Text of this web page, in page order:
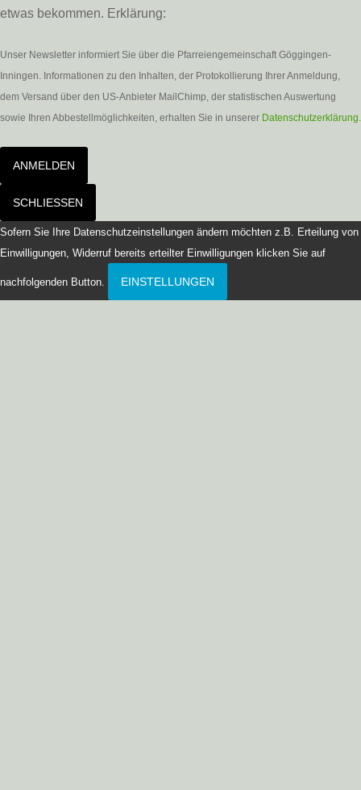
etwas bekommen. Erklärung:
Unser Newsletter informiert Sie über die Pfarreiengemeinschaft Göggingen-
Inningen. Informationen zu den Inhalten, der Protokollierung Ihrer Anmeldung,
dem Versand über den US-Anbieter MailChimp, der statistischen Auswertung
sowie Ihren Abbestellmöglichkeiten, erhalten Sie in unserer Datenschutzerklärung.
ANMELDEN
SCHLIESSEN
Sofern Sie Ihre Datenschutzeinstellungen ändern möchten z.B. Erteilung von
Einwilligungen, Widerruf bereits erteilter Einwilligungen klicken Sie auf
nachfolgenden Button. EINSTELLUNGEN